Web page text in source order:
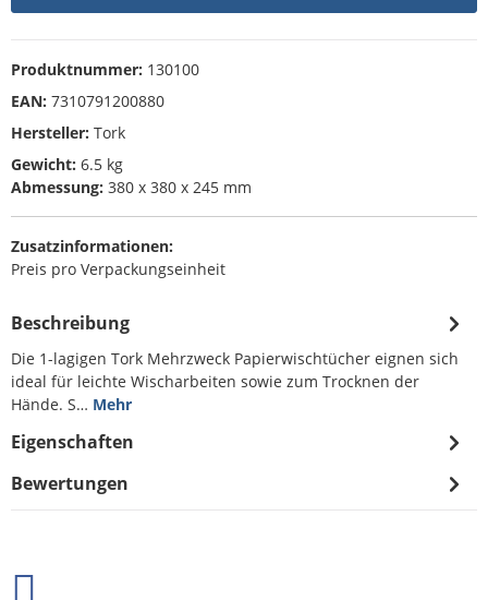
Produktnummer: 130100
EAN: 7310791200880
Hersteller: Tork
Gewicht: 6.5 kg
Abmessung: 380 x 380 x 245 mm
Zusatzinformationen:
Preis pro Verpackungseinheit
Beschreibung
Die 1-lagigen Tork Mehrzweck Papierwischtücher eignen sich
ideal für leichte Wischarbeiten sowie zum Trocknen der
Hände. S… Mehr
Eigenschaften
Bewertungen